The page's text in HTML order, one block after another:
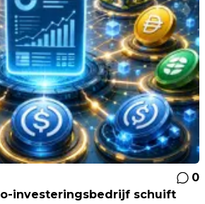
0
investeringsbedrijf schuift